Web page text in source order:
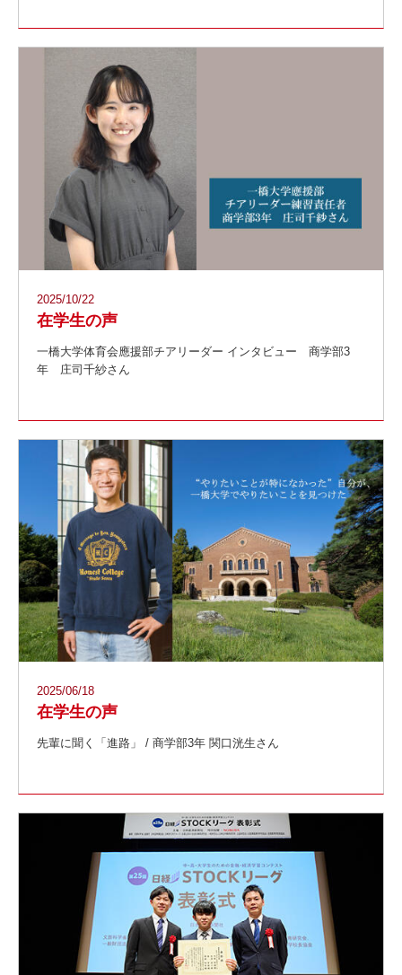
2025/10/22
在学生の声
一橋大学体育会應援部チアリーダー インタビュー 商学部3
年 庄司千紗さん
2025/06/18
在学生の声
先輩に聞く「進路」 / 商学部3年 関口洸生さん